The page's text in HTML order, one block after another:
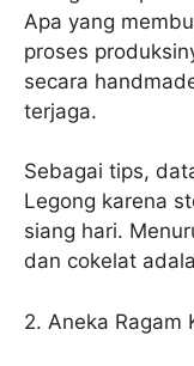
Apa yang
proses
secara
terjaga.
Sebagai tips,
Legong karena
siang hari.
dan cokelat
2. Aneka Ragam